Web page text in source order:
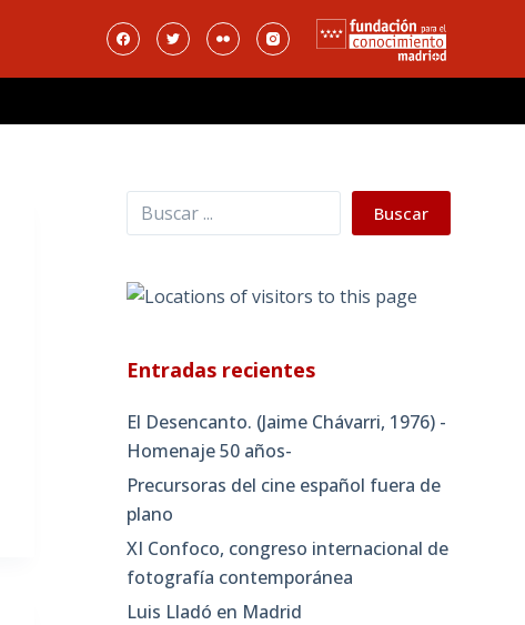
Buscar Buscar
Entradas recientes
El Desencanto. (Jaime Chávarri, 1976) -
Homenaje 50 años-
Precursoras del cine español fuera de
plano
XI Confoco, congreso internacional de
fotografía contemporánea
Luis Lladó en Madrid